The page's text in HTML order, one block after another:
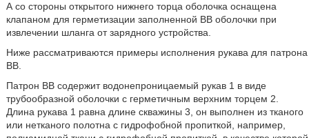
А со стороны открытого нижнего торца оболочка оснащена
клапаном для герметизации заполненной ВВ оболочки при
извлечении шланга от зарядного устройства.
Ниже рассматриваются примеры исполнения рукава для патрона
ВВ.
Патрон ВВ содержит водонепроницаемый рукав 1 в виде
трубообразной оболочки с герметичным верхним торцем 2.
Длина рукава 1 равна длине скважины 3, он выполнен из тканого
или нетканого полотна с гидрофобной пропиткой, например,